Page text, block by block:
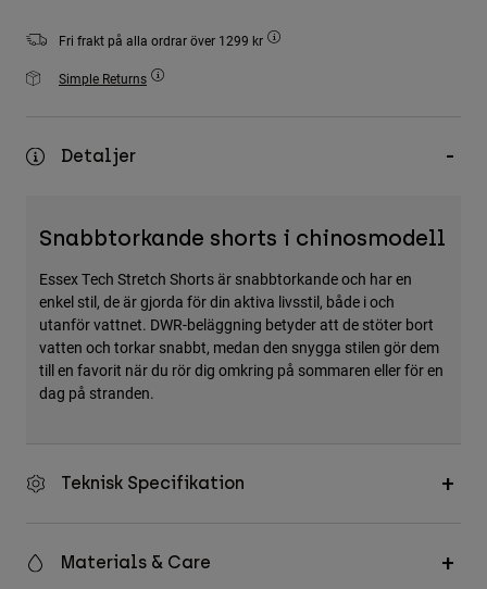
Visa alla
Fri frakt på alla ordrar över 1299 kr
Simple Returns
Detaljer
Snabbtorkande shorts i chinosmodell
Essex Tech Stretch Shorts är snabbtorkande och har en
enkel stil, de är gjorda för din aktiva livsstil, både i och
utanför vattnet. DWR-beläggning betyder att de stöter bort
vatten och torkar snabbt, medan den snygga stilen gör dem
till en favorit när du rör dig omkring på sommaren eller för en
dag på stranden.
Teknisk Specifikation
Materials & Care